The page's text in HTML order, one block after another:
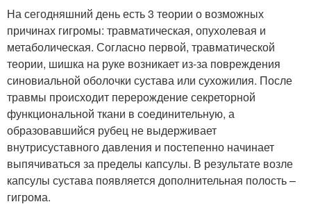
На сегодняшний день есть 3 теории о возможных
причинах гигромы: травматическая, опухолевая и
метаболическая. Согласно первой, травматической
теории, шишка на руке возникает из-за повреждения
синовиальной оболочки сустава или сухожилия. После
травмы происходит перерождение секреторной
функциональной ткани в соединительную, а
образовавшийся рубец не выдерживает
внутрисуставного давления и постепенно начинает
выпячиваться за пределы капсулы. В результате возле
капсулы сустава появляется дополнительная полость –
гигрома.